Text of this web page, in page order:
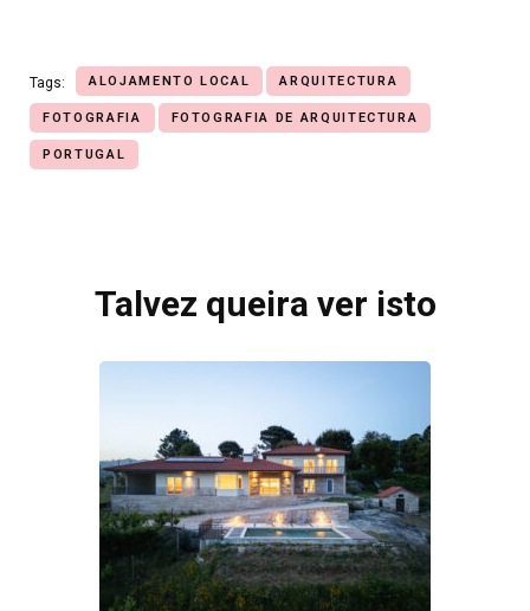
Tags: ALOJAMENTO LOCAL ARQUITECTURA
FOTOGRAFIA FOTOGRAFIA DE ARQUITECTURA
PORTUGAL
Talvez queira ver isto